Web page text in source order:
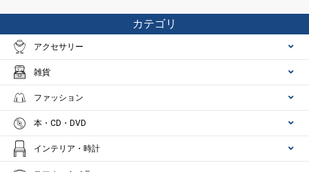
カテゴリ
アクセサリー
雑貨
ファッション
本・CD・DVD
インテリア・時計